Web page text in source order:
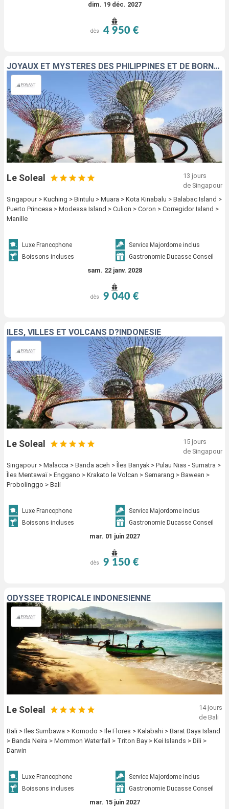
dim. 19 déc. 2027
dès 4 950 €
JOYAUX ET MYSTÈRES DES PHILIPPINES ET DE BORNÉO
Le Soleal
13 jours
de Singapour
Singapour > Kuching > Bintulu > Muara > Kota Kinabalu > Balabac Island >
Puerto Princesa > Modessa Island > Culion > Coron > Corregidor Island >
Manille
Luxe Francophone
Service Majordome inclus
Boissons incluses
Gastronomie Ducasse Conseil
sam. 22 janv. 2028
dès 9 040 €
ÎLES, VILLES ET VOLCANS D?INDONÉSIE
Le Soleal
15 jours
de Singapour
Singapour > Malacca > Banda aceh > Îles Banyak > Pulau Nias - Sumatra >
Îles Mentawaï > Enggano > Krakato le Volcan > Semarang > Bawean >
Probolinggo > Bali
Luxe Francophone
Service Majordome inclus
Boissons incluses
Gastronomie Ducasse Conseil
mar. 01 juin 2027
dès 9 150 €
ODYSSÉE TROPICALE INDONÉSIENNE
Le Soleal
14 jours
de Bali
Bali > Iles Sumbawa > Komodo > Ile Flores > Kalabahi > Barat Daya Island
> Banda Neira > Mommon Waterfall > Triton Bay > Kei Islands > Dili >
Darwin
Luxe Francophone
Service Majordome inclus
Boissons incluses
Gastronomie Ducasse Conseil
mar. 15 juin 2027